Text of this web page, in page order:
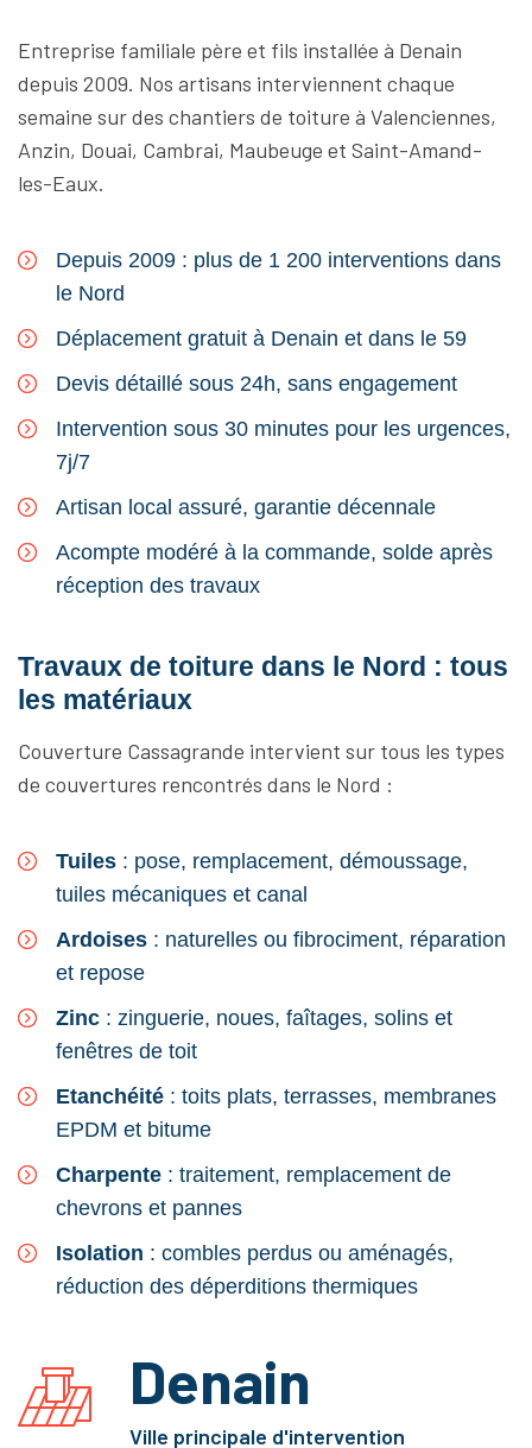
Entreprise familiale père et fils installée à Denain
depuis 2009. Nos artisans interviennent chaque
semaine sur des chantiers de toiture à Valenciennes,
Anzin, Douai, Cambrai, Maubeuge et Saint-Amand-
les-Eaux.
Depuis 2009 : plus de 1 200 interventions dans
le Nord
Déplacement gratuit à Denain et dans le 59
Devis détaillé sous 24h, sans engagement
Intervention sous 30 minutes pour les urgences,
7j/7
Artisan local assuré, garantie décennale
Acompte modéré à la commande, solde après
réception des travaux
Travaux de toiture dans le Nord : tous
les matériaux
Couverture Cassagrande intervient sur tous les types
de couvertures rencontrés dans le Nord :
Tuiles : pose, remplacement, démoussage,
tuiles mécaniques et canal
Ardoises : naturelles ou fibrociment, réparation
et repose
Zinc : zinguerie, noues, faîtages, solins et
fenêtres de toit
Etanchéité : toits plats, terrasses, membranes
EPDM et bitume
Charpente : traitement, remplacement de
chevrons et pannes
Isolation : combles perdus ou aménagés,
réduction des déperditions thermiques
Denain
Ville principale d'intervention